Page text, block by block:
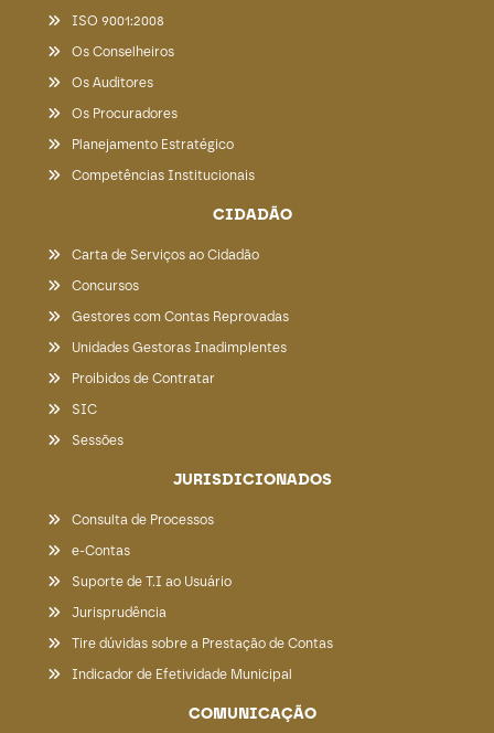
ISO 9001:2008
Os Conselheiros
Os Auditores
Os Procuradores
Planejamento Estratégico
Competências Institucionais
CIDADÃO
Carta de Serviços ao Cidadão
Concursos
Gestores com Contas Reprovadas
Unidades Gestoras Inadimplentes
Proibidos de Contratar
SIC
Sessões
JURISDICIONADOS
Consulta de Processos
e-Contas
Suporte de T.I ao Usuário
Jurisprudência
Tire dúvidas sobre a Prestação de Contas
Indicador de Efetividade Municipal
COMUNICAÇÃO